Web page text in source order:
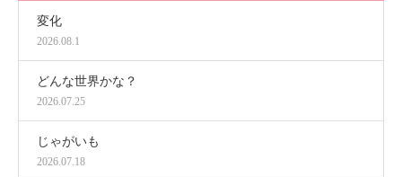
変化
2026.08.1
どんな世界かな？
2026.07.25
じゃがいも
2026.07.18